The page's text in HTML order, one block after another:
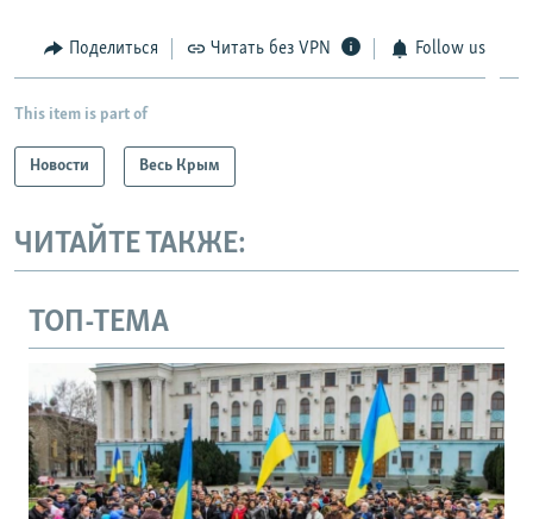
Поделиться Читать без VPN Follow us
This item is part of
Новости Весь Крым
ЧИТАЙТЕ ТАКЖЕ:
ТОП-ТЕМА